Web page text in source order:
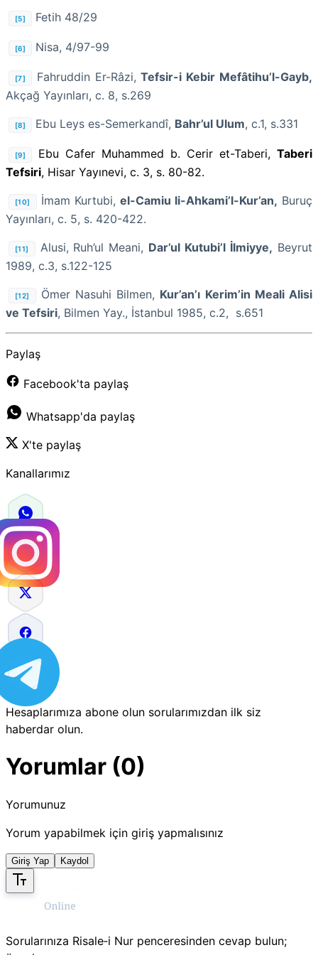
[5] Fetih 48/29
[6] Nisa, 4/97-99
[7] Fahruddin Er-Râzi,Tefsir-i Kebir Mefâtihu’l-Gayb,
Akçağ Yayınları, c. 8, s.269
[8] Ebu Leys es-Semerkandî, Bahr’ul Ulum, c.1, s.331
[9] Ebu Cafer Muhammed b. Cerir et-Taberi,Taberi
Tefsiri, Hisar Yayınevi, c. 3, s. 80-82.
[10] İmam Kurtubi, el-Camiu li-Ahkami’l-Kur’an, Buruç
Yayınları, c. 5, s. 420-422.
[11] Alusi, Ruh’ul Meani, Dar’ul Kutubi’l İlmiyye, Beyrut
1989, c.3, s.122-125
[12] Ömer Nasuhi Bilmen, Kur’an’ı Kerim’in Meali Alisi
ve Tefsiri, Bilmen Yay., İstanbul 1985, c.2, s.651
Paylaş
Facebook'ta paylaş
Whatsapp'da paylaş
X'te paylaş
Kanallarımız
Hesaplarımıza abone olun sorularımızdan ilk siz
haberdar olun.
Yorumlar (0)
Yorumunuz
Yorum yapabilmek için giriş yapmalısınız
Giriş Yap Kaydol
Sorularınıza Risale‑i Nur penceresinden cevap bulun;